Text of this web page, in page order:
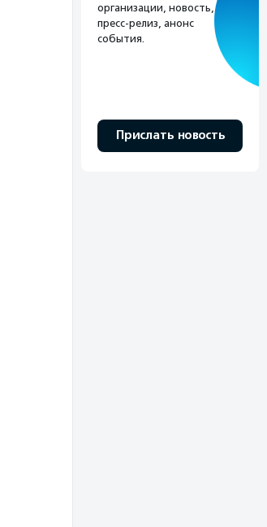
организации, новость,
пресс-релиз, анонс
события.
Прислать новость